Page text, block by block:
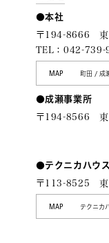
●本社
〒194-8666 東
TEL：042-
MAP 町田 / 成
●成瀬事業所
〒194-8566 東
●テクニカハウス
〒113-8525 東
MAP テクニカ